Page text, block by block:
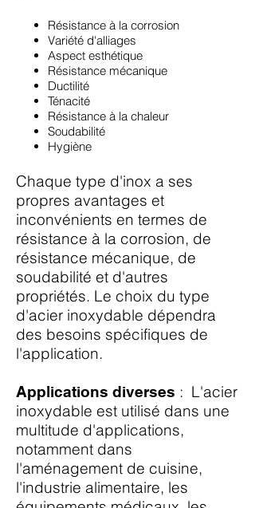
Résistance à la corrosion
Variété d'alliages
Aspect esthétique
Résistance mécanique
Ductilité
Ténacité
Résistance à la chaleur
Soudabilité
Hygiène
Chaque type d'inox a ses
propres avantages et
inconvénients en termes de
résistance à la corrosion, de
résistance mécanique, de
soudabilité et d'autres
propriétés. Le choix du type
d'acier inoxydable dépendra
des besoins spécifiques de
l'application.
Applications diverses : L'acier
inoxydable est utilisé dans une
multitude d'applications,
notamment dans
l'aménagement de cuisine,
l'industrie alimentaire, les